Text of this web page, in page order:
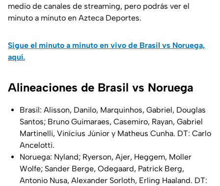
medio de canales de streaming, pero podrás ver el
minuto a minuto en Azteca Deportes.
Sigue el minuto a minuto en vivo de Brasil vs Noruega,
aquí.
Alineaciones de Brasil vs Noruega
Brasil: Alisson, Danilo, Marquinhos, Gabriel, Douglas
Santos; Bruno Guimaraes, Casemiro, Rayan, Gabriel
Martinelli, Vinícius Júnior y Matheus Cunha. DT: Carlo
Ancelotti.
Noruega: Nyland; Ryerson, Ajer, Heggem, Moller
Wolfe; Sander Berge, Odegaard, Patrick Berg,
Antonio Nusa, Alexander Sorloth, Erling Haaland. DT: